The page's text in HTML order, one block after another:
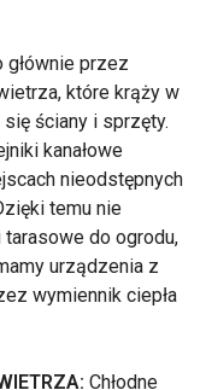
głównie przez
które krąży w
ściany i sprzęty.
kanałowe
nieodstępnych
temu nie
do ogrodu,
urządzenia z
wymiennik ciepła
Chłodne